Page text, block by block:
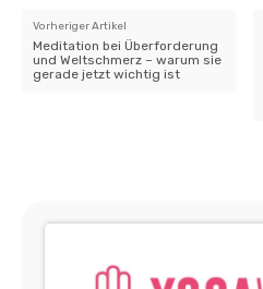
Vorheriger Artikel
Meditation bei Überforderung
und Weltschmerz – warum sie
gerade jetzt wichtig ist